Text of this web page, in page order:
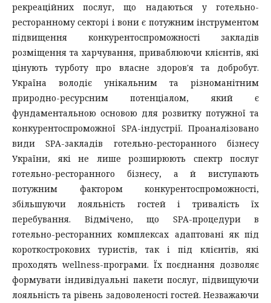
рекреаційних послуг, що надаються у готельно-
ресторанному секторі і вони є потужним інструментом
підвищення конкурентоспроможності закладів
розміщення та харчування, приваблюючи клієнтів, які
цінують турботу про власне здоров'я та добробут.
Україна володіє унікальним та різноманітним
природно-ресурсним потенціалом, який є
фундаментальною основою для розвитку потужної та
конкурентоспроможної SPA-індустрії. Проаналізовано
види SPA-закладів готельно-ресторанного бізнесу
України, які не лише розширюють спектр послуг
готельно-ресторанного бізнесу, а й виступають
потужним фактором конкурентоспроможності,
збільшуючи лояльність гостей і тривалість їх
перебування. Відмічено, що SPA-процедури в
готельно-ресторанних комплексах адаптовані як під
короткострокових туристів, так і під клієнтів, які
проходять wellness-програми. Їх поєднання дозволяє
формувати індивідуальні пакети послуг, підвищуючи
лояльність та рівень задоволеності гостей. Незважаючи